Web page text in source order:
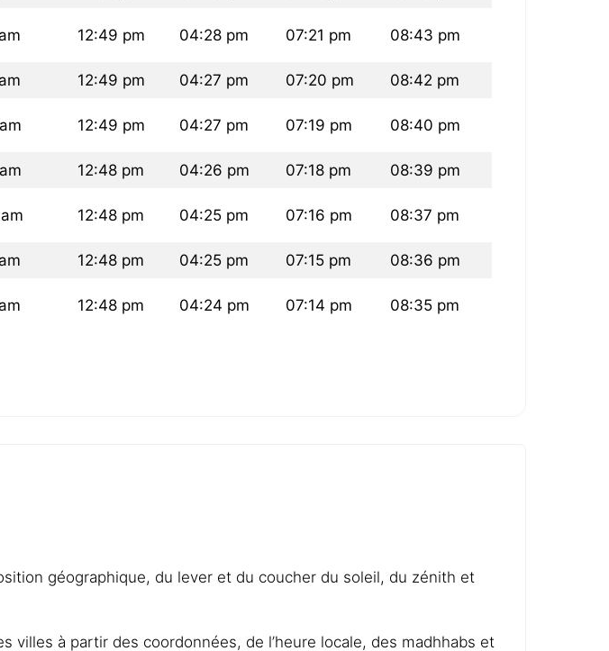
12:49 pm 04:28 pm 07:21 pm 08:43 pm
12:49 pm 04:27 pm 07:20 pm 08:42 pm
12:49 pm 04:27 pm 07:19 pm 08:40 pm
12:48 pm 04:26 pm 07:18 pm 08:39 pm
12:48 pm 04:25 pm 07:16 pm 08:37 pm
12:48 pm 04:25 pm 07:15 pm 08:36 pm
12:48 pm 04:24 pm 07:14 pm 08:35 pm
géographique, du lever et du coucher du soleil, du zénith et
villes à partir des coordonnées, de l’heure locale, des madhhabs et